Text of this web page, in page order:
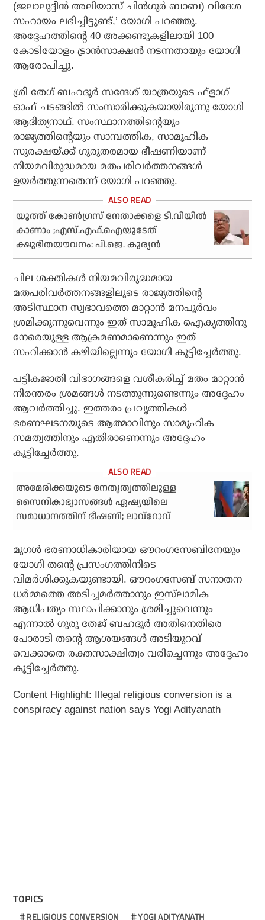
(ജലാലുദ്ദീന്‍ അലിയാസ് ചിന്‍ഗുര്‍ ബാബ) വിദേശ
സഹായം ലഭിച്ചിട്ടുണ്ട്,’ യോഗി പറഞ്ഞു.
അദ്ദേഹത്തിന്റെ 40 അക്കണ്ടുകളിലായി 100
കോടിയോളം ട്രാന്‍സാക്ഷന്‍ നടന്നതായും യോഗി
ആരോപിച്ചു.
ശ്രീ തേഗ് ബഹദൂര്‍ സന്ദേശ് യാത്രയുടെ ഫ്‌ളാഗ്
ഓഫ് ചടങ്ങില്‍ സംസാരിക്കുകയായിരുന്നു യോഗി
ആദിത്യനാഥ്. സംസ്ഥാനത്തിന്റെയും
രാജ്യത്തിന്റെയും സാമ്പത്തിക, സാമൂഹിക
സുരക്ഷയ്ക്ക് ഗുരുതരമായ ഭീഷണിയാണ്
നിയമവിരുദ്ധമായ മതപരിവര്‍ത്തനങ്ങള്‍
ഉയര്‍ത്തുന്നതെന്ന് യോഗി പറഞ്ഞു.
യൂത്ത് കോണ്‍ഗ്രസ് നേതാക്കളെ ടി.വിയില്‍
കാണാം ;എസ്.എഫ്.ഐയുടേത്
ക്ഷുഭിതയൗവനം: പി.ജെ. കുര്യന്‍
ചില ശക്തികള്‍ നിയമവിരുദ്ധമായ
മതപരിവര്‍ത്തനങ്ങളിലൂടെ രാജ്യത്തിന്റെ
അടിസ്ഥാന സ്വഭാവത്തെ മാറ്റാന്‍ മനപൂര്‍വം
ശ്രമിക്കുന്നുവെന്നും ഇത് സാമൂഹിക ഐക്യത്തിനു
നേരെയുള്ള ആക്രമണമാണെന്നും ഇത്
സഹിക്കാന്‍ കഴിയില്ലെന്നും യോഗി കൂട്ടിച്ചേര്‍ത്തു.
പട്ടികജാതി വിഭാഗങ്ങളെ വശീകരിച്ച് മതം മാറ്റാന്‍
നിരന്തരം ശ്രമങ്ങള്‍ നടത്തുന്നുണ്ടെന്നും അദ്ദേഹം
ആവര്‍ത്തിച്ചു. ഇത്തരം പ്രവൃത്തികള്‍
ഭരണഘടനയുടെ ആത്മാവിനും സാമൂഹിക
സമത്വത്തിനും എതിരാണെന്നും അദ്ദേഹം
കൂട്ടിച്ചേര്‍ത്തു.
അമേരിക്കയുടെ നേതൃത്വത്തിലുള്ള
സൈനികാഭ്യാസങ്ങൾ ഏഷ്യയിലെ
സമാധാനത്തിന് ഭീഷണി; ലാവ്‌റോവ്
മുഗള്‍ ഭരണാധികാരിയായ ഔറംഗസേബിനേയും
യോഗി തന്റെ പ്രസംഗത്തിനിടെ
വിമര്‍ശിക്കുകയുണ്ടായി. ഔറംഗസേബ് സനാതന
ധര്‍മ്മത്തെ അടിച്ചമര്‍ത്താനും ഇസ്‌ലാമിക
ആധിപത്യം സ്ഥാപിക്കാനും ശ്രമിച്ചുവെന്നും
എന്നാല്‍ ഗുരു തേജ് ബഹദൂര്‍ അതിനെതിരെ
പോരാടി തന്റെ ആശയങ്ങള്‍ അടിയുറവ്
വെക്കാതെ രക്തസാക്ഷിത്വം വരിച്ചെന്നും അദ്ദേഹം
കൂട്ടിച്ചേര്‍ത്തു.
Content Highlight: Illegal religious conversion is a
conspiracy against nation says Yogi Adityanath
TOPICS
RELIGIOUS CONVERSION YOGI ADITYANATH